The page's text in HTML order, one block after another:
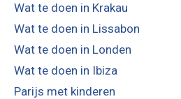
Wat te doen in Krakau
Wat te doen in Lissabon
Wat te doen in Londen
Wat te doen in Ibiza
Parijs met kinderen